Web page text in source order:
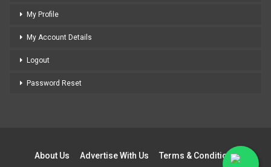
My Profile
My Account Details
Logout
Password Reset
About Us Advertise With Us Terms & Conditions